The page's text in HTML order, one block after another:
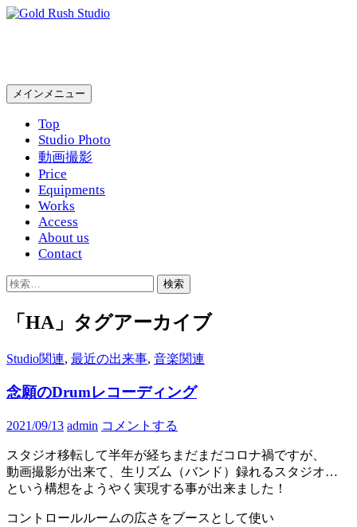
コ
へ
検
索
メインメニュー
Top
Studio Photo
動画撮影
Price
Equipments
Works
Access
About us
Contact
検
「HA」タグアーカイブ
Studio関連, 最近の出来事, 音楽関連
念願のDrumレコーディング
2021/09/13 admin コメントする
スタジオ移転して半年が経ちまだまだコロナ禍ですが、
動画撮影が出来て、生リズム（バンド）録れるスタジオ…
という構想をようやく実現する事が出来ました！
コントロールルームの広さをブースとして使い